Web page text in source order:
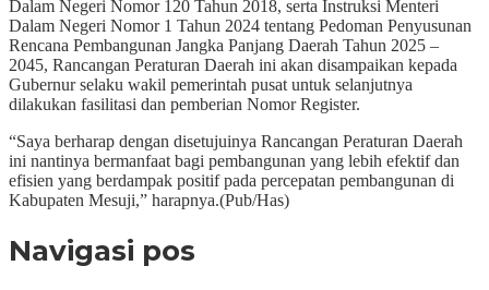
Dalam Negeri Nomor 120 Tahun 2018, serta Instruksi Menteri
Dalam Negeri Nomor 1 Tahun 2024 tentang Pedoman Penyusunan
Rencana Pembangunan Jangka Panjang Daerah Tahun 2025 –
2045, Rancangan Peraturan Daerah ini akan disampaikan kepada
Gubernur selaku wakil pemerintah pusat untuk selanjutnya
dilakukan fasilitasi dan pemberian Nomor Register.
“Saya berharap dengan disetujuinya Rancangan Peraturan Daerah
ini nantinya bermanfaat bagi pembangunan yang lebih efektif dan
efisien yang berdampak positif pada percepatan pembangunan di
Kabupaten Mesuji,” harapnya.(Pub/Has)
Navigasi pos